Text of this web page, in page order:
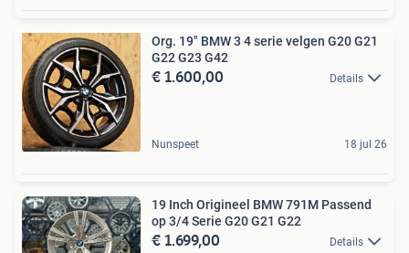
Org. 19" BMW 3 4 serie velgen G20 G21
G22 G23 G42
€ 1.600,00 Details
Nunspeet 18 jul 26
19 Inch Origineel BMW 791M Passend
op 3/4 Serie G20 G21 G22
€ 1.699,00 Details